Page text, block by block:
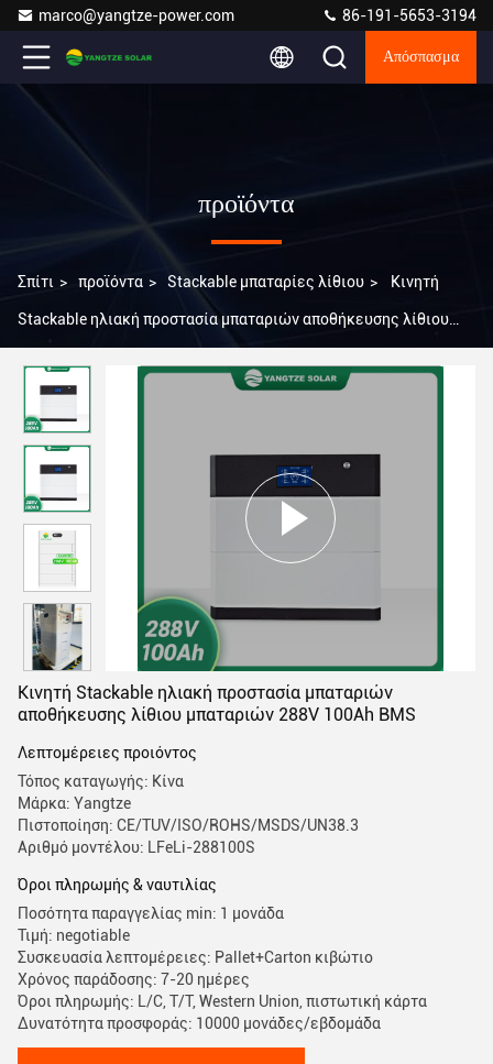
marco@yangtze-power.com 86-191-5653-3194
Απόσπασμα
προϊόντα
Σπίτι > προϊόντα > Stackable μπαταρίες λίθιου > Κινητή
Stackable ηλιακή προστασία μπαταριών αποθήκευσης λίθιου
Κινητή Stackable ηλιακή προστασία μπαταριών
αποθήκευσης λίθιου μπαταριών 288V 100Ah BMS
Λεπτομέρειες προιόντος
Τόπος καταγωγής: Κίνα
Μάρκα: Yangtze
Πιστοποίηση: CE/TUV/ISO/ROHS/MSDS/UN38.3
Αριθμό μοντέλου: LFeLi-288100S
Όροι πληρωμής & ναυτιλίας
Ποσότητα παραγγελίας min: 1 μονάδα
Τιμή: negotiable
Συσκευασία λεπτομέρειες: Pallet+Carton κιβώτιο
Χρόνος παράδοσης: 7-20 ημέρες
Όροι πληρωμής: L/C, T/T, Western Union, πιστωτική κάρτα
Δυνατότητα προσφοράς: 10000 μονάδες/εβδομάδα